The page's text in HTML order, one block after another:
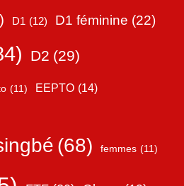
D1 (12) D1 féminine (22)
D2 (29)
(11) EEPTO (14)
(68) femmes (11)